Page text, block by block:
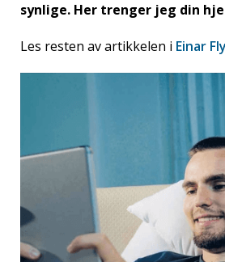
synlige. Her trenger jeg din
Les resten av artikkelen i Einar